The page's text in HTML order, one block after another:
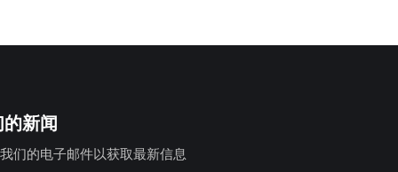
新闻
们的电子邮件以获取最新信息